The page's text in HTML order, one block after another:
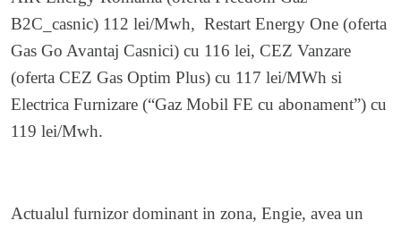
B2C_casnic) 112 lei/Mwh, Restart Energy One (oferta
Gas Go Avantaj Casnici) cu 116 lei, CEZ Vanzare
(oferta CEZ Gas Optim Plus) cu 117 lei/MWh si
Electrica Furnizare (“Gaz Mobil FE cu abonament”) cu
119 lei/Mwh.
Actualul furnizor dominant in zona, Engie, avea un